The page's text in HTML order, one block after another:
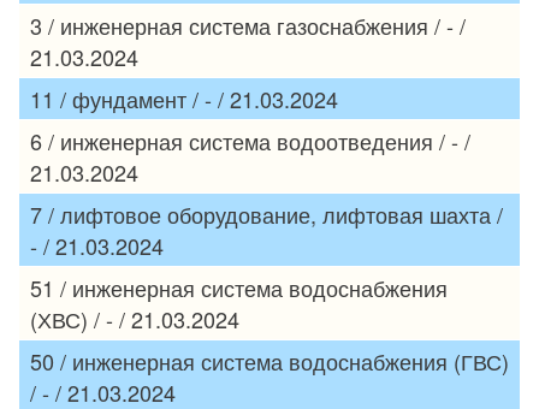
3 / инженерная система газоснабжения / - /
21.03.2024
11 / фундамент / - / 21.03.2024
6 / инженерная система водоотведения / - /
21.03.2024
7 / лифтовое оборудование, лифтовая шахта /
- / 21.03.2024
51 / инженерная система водоснабжения
(ХВС) / - / 21.03.2024
50 / инженерная система водоснабжения (ГВС)
/ - / 21.03.2024